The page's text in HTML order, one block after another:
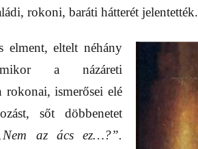
rokoni, baráti hátterét jelentették.
elment, eltelt néhány
a názáreti
rokonai, ismerősei elé
sőt döbbenetet
az ács ez…?”.